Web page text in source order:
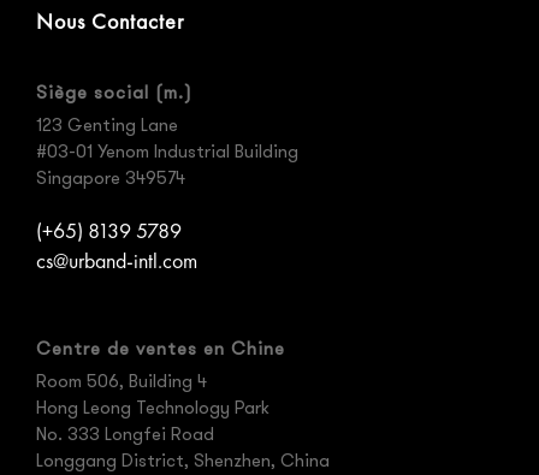
Nous Contacter
Siège social (m.)
123 Genting Lane
#03-01 Yenom Industrial Building
Singapore 349574
(+65) 8139 5789
cs@urband-intl.com
Centre de ventes en Chine
Room 506, Building 4
Hong Leong Technology Park
No. 333 Longfei Road
Longgang District, Shenzhen, China